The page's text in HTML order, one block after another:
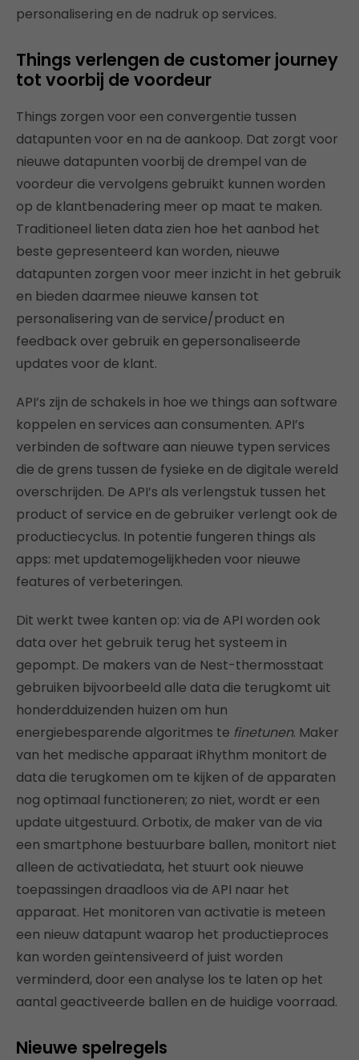
personalisering en de nadruk op services.
Things verlengen de customer journey
tot voorbij de voordeur
Things zorgen voor een convergentie tussen
datapunten voor en na de aankoop. Dat zorgt voor
nieuwe datapunten voorbij de drempel van de
voordeur die vervolgens gebruikt kunnen worden
op de klantbenadering meer op maat te maken.
Traditioneel lieten data zien hoe het aanbod het
beste gepresenteerd kan worden, nieuwe
datapunten zorgen voor meer inzicht in het gebruik
en bieden daarmee nieuwe kansen tot
personalisering van de service/product en
feedback over gebruik en gepersonaliseerde
updates voor de klant.
API’s zijn de schakels in hoe we things aan software
koppelen en services aan consumenten. API’s
verbinden de software aan nieuwe typen services
die de grens tussen de fysieke en de digitale wereld
overschrijden. De API’s als verlengstuk tussen het
product of service en de gebruiker verlengt ook de
productiecyclus. In potentie fungeren things als
apps: met updatemogelijkheden voor nieuwe
features of verbeteringen.
Dit werkt twee kanten op: via de API worden ook
data over het gebruik terug het systeem in
gepompt. De makers van de Nest-thermosstaat
gebruiken bijvoorbeeld alle data die terugkomt uit
honderdduizenden huizen om hun
energiebesparende algoritmes te finetunen. Maker
van het medische apparaat iRhythm monitort de
data die terugkomen om te kijken of de apparaten
nog optimaal functioneren; zo niet, wordt er een
update uitgestuurd. Orbotix, de maker van de via
een smartphone bestuurbare ballen, monitort niet
alleen de activatiedata, het stuurt ook nieuwe
toepassingen draadloos via de API naar het
apparaat. Het monitoren van activatie is meteen
een nieuw datapunt waarop het productieproces
kan worden geïntensiveerd of juist worden
verminderd, door een analyse los te laten op het
aantal geactiveerde ballen en de huidige voorraad.
Nieuwe spelregels